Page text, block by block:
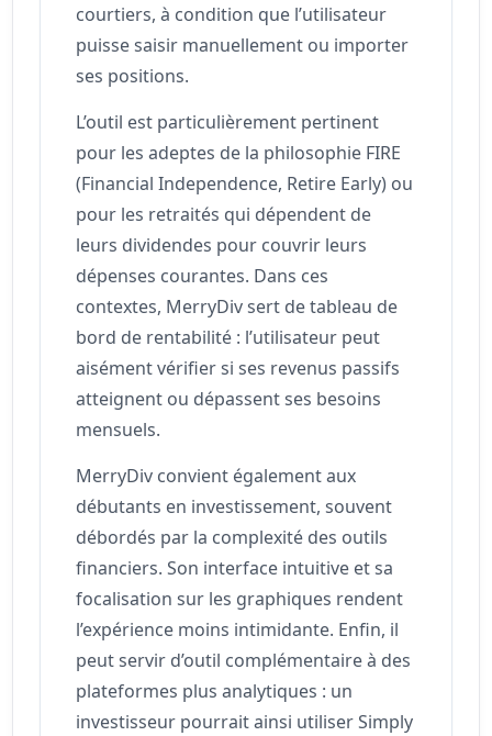
courtiers, à condition que l’utilisateur
puisse saisir manuellement ou importer
ses positions.
L’outil est particulièrement pertinent
pour les adeptes de la philosophie FIRE
(Financial Independence, Retire Early) ou
pour les retraités qui dépendent de
leurs dividendes pour couvrir leurs
dépenses courantes. Dans ces
contextes, MerryDiv sert de tableau de
bord de rentabilité : l’utilisateur peut
aisément vérifier si ses revenus passifs
atteignent ou dépassent ses besoins
mensuels.
MerryDiv convient également aux
débutants en investissement, souvent
débordés par la complexité des outils
financiers. Son interface intuitive et sa
focalisation sur les graphiques rendent
l’expérience moins intimidante. Enfin, il
peut servir d’outil complémentaire à des
plateformes plus analytiques : un
investisseur pourrait ainsi utiliser Simply